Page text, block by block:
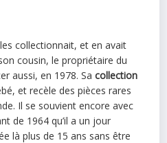
collectionnait, et en avait
cousin, le propriétaire du
aussi, en 1978. Sacollection
et recèle des pièces rares
Il se souvient encore avec
de 1964 qu’il a un jour
là plus de 15 ans sans être